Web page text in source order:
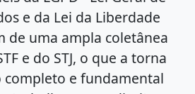
e da Lei da Liberdade
de uma ampla coletânea
e do STJ, o que a torna
e fundamental